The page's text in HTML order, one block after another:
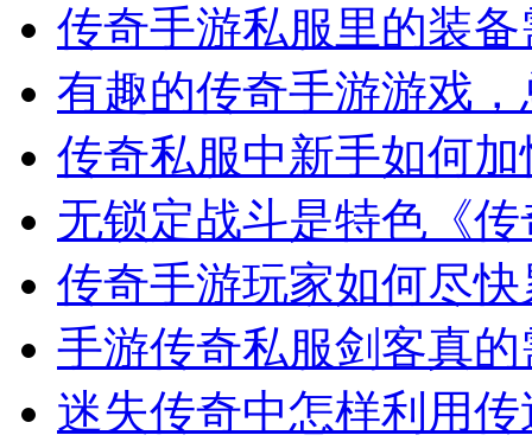
传奇手游私服里的装
有趣的传奇手游游戏
传奇私服中新手如何
无锁定战斗是特色《
传奇手游玩家如何尽
手游传奇私服剑客真
迷失传奇中怎样利用